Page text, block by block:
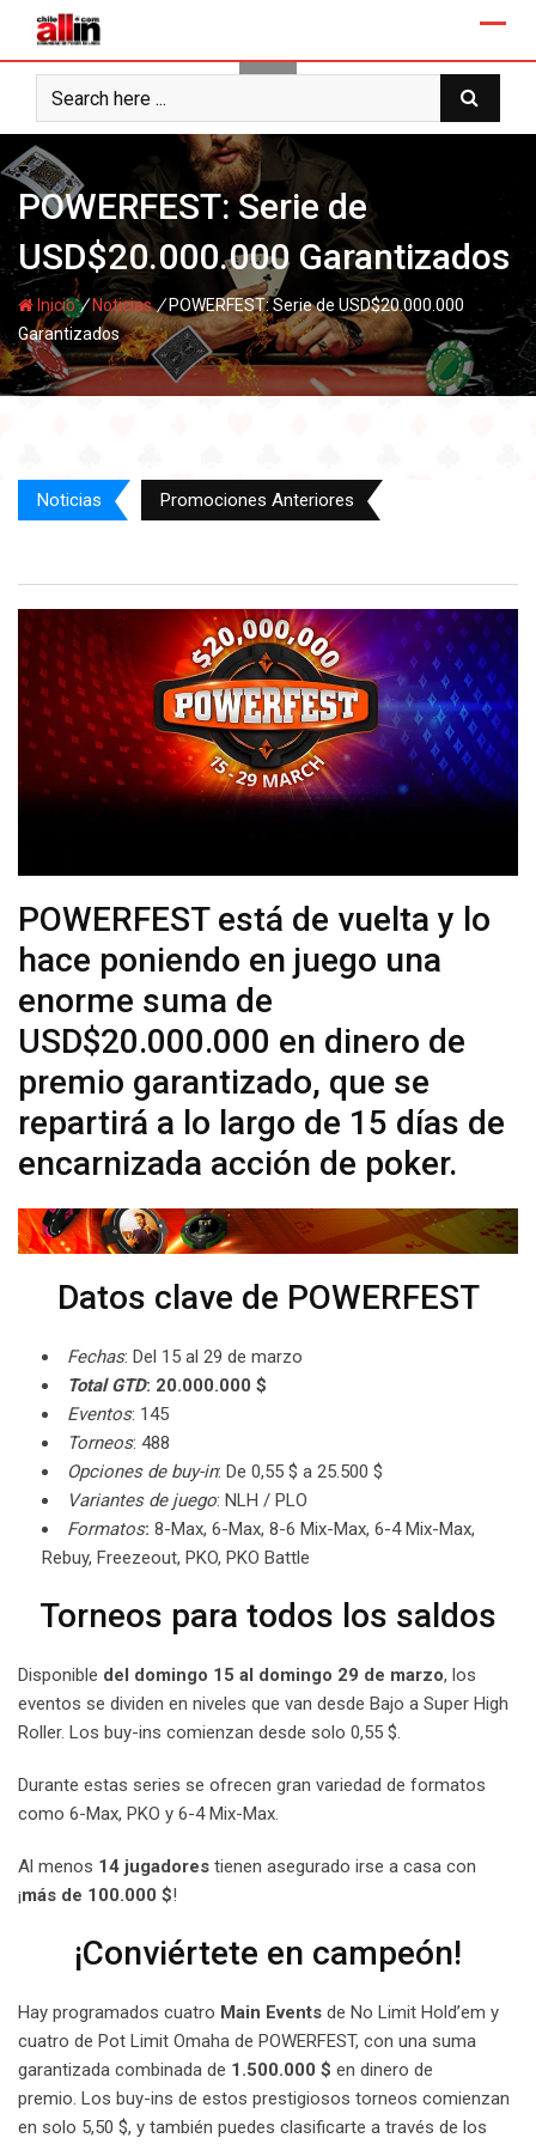
content
POWERFEST: Serie de
USD$20.000.000 Garantizados
Inicio/Noticias/POWERFEST: Serie de USD$20.000.000
Garantizados
Noticias Promociones Anteriores
POWERFEST está de vuelta y lo
hace poniendo en juego una
enorme suma de
USD$20.000.000 en dinero de
premio garantizado, que se
repartirá a lo largo de 15 días de
encarnizada acción de poker.
Datos clave de POWERFEST
Fechas: Del 15 al 29 de marzo
Total GTD: 20.000.000 $
Eventos: 145
Torneos: 488
Opciones de buy-in: De 0,55 $ a 25.500 $
Variantes de juego: NLH / PLO
Formatos: 8-Max, 6-Max, 8-6 Mix-Max, 6-4 Mix-Max,
Rebuy, Freezeout, PKO, PKO Battle
Torneos para todos los saldos
Disponible del domingo 15 al domingo 29 de marzo, los
eventos se dividen en niveles que van desde Bajo a Super High
Roller. Los buy-ins comienzan desde solo 0,55 $.
Durante estas series se ofrecen gran variedad de formatos
como 6-Max, PKO y 6-4 Mix-Max.
Al menos 14 jugadores tienen asegurado irse a casa con
¡más de 100.000 $!
¡Conviértete en campeón!
Hay programados cuatro Main Events de No Limit Hold’em y
cuatro de Pot Limit Omaha de POWERFEST, con una suma
garantizada combinada de 1.500.000 $ en dinero de
premio. Los buy-ins de estos prestigiosos torneos comienzan
en solo 5,50 $, y también puedes clasificarte a través de los